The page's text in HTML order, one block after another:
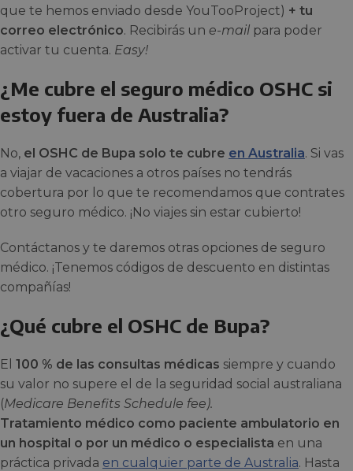
que te hemos enviado desde YouTooProject) + tu
correo electrónico. Recibirás un e-mail para poder
activar tu cuenta. Easy!
¿Me cubre el seguro médico OSHC si
estoy fuera de Australia?
No, el OSHC de Bupa solo te cubre en Australia. Si vas
a viajar de vacaciones a otros países no tendrás
cobertura por lo que te recomendamos que contrates
otro seguro médico. ¡No viajes sin estar cubierto!
Contáctanos y te daremos otras opciones de seguro
médico. ¡Tenemos códigos de descuento en distintas
compañías!
¿Qué cubre el OSHC de Bupa?
El 100 % de las consultas médicas siempre y cuando
su valor no supere el de la seguridad social australiana
(Medicare Benefits Schedule fee).
Tratamiento médico como paciente ambulatorio en
un hospital o por un médico o especialista en una
práctica privada en cualquier parte de Australia. Hasta